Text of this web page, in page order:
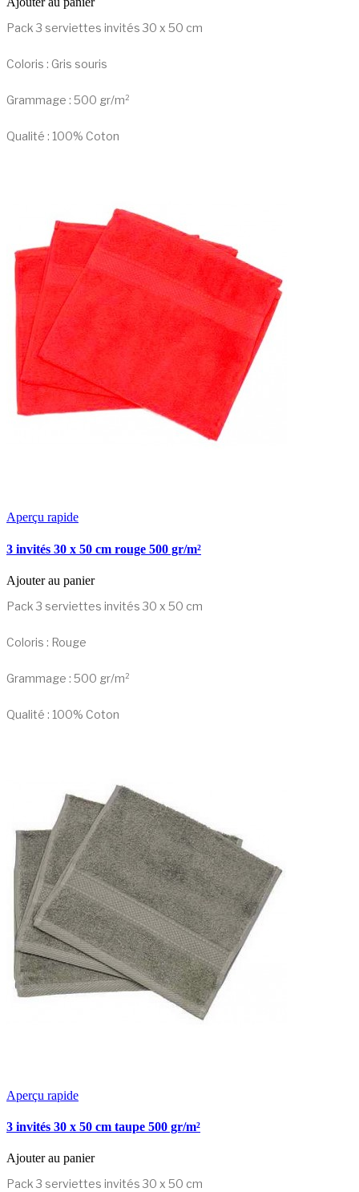
Pack 3 serviettes invités 30 x 50 cm
Coloris : Gris souris
Grammage : 500 gr/m²
Qualité : 100% Coton
Aperçu rapide
3 invités 30 x 50 cm rouge 500 gr/m²
Ajouter au panier
Pack 3 serviettes invités 30 x 50 cm
Coloris : Rouge
Grammage : 500 gr/m²
Qualité : 100% Coton
Aperçu rapide
3 invités 30 x 50 cm taupe 500 gr/m²
Ajouter au panier
Pack 3 serviettes invités 30 x 50 cm